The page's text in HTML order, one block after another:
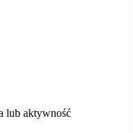
lub aktywność